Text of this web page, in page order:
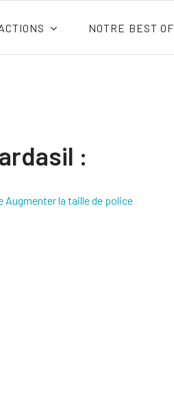
NOTRE BEST OF
:
Augmenter la taille de police